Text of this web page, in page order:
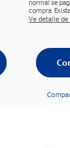
normal se
compra.
Ve detalle